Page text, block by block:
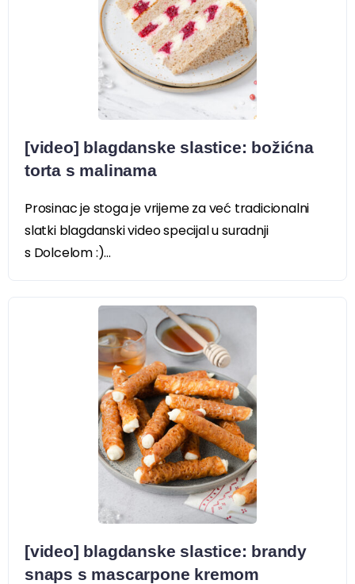
[video] blagdanske slastice: božićna
torta s malinama
Prosinac je stoga je vrijeme za već tradicionalni
slatki blagdanski video specijal u suradnji
s Dolcelom :)...
[video] blagdanske slastice: brandy
snaps s mascarpone kremom